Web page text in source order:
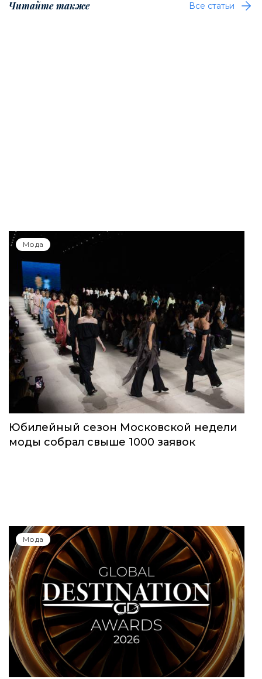
Читайте также Все статьи
Мода
Юбилейный сезон Московской недели
моды собрал свыше 1000 заявок
Мода